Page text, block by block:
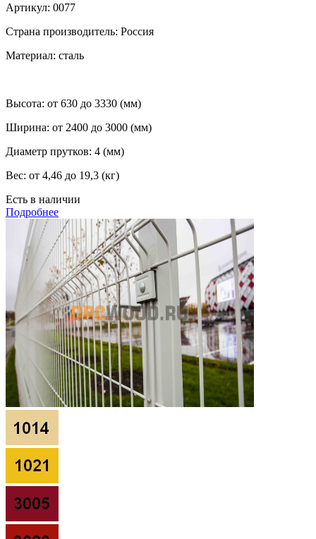
Артикул: 0077
Страна производитель: Россия
Материал: сталь
Высота: от 630 до 3330 (мм)
Ширина: от 2400 до 3000 (мм)
Диаметр прутков: 4 (мм)
Вес: от 4,46 до 19,3 (кг)
Есть в наличии
Подробнее